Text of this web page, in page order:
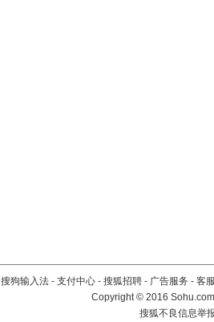
搜狗输入法 - 支付中心 - 搜狐招聘 - 广告服务 - 客
Copyright©2016
搜狐不良信息举